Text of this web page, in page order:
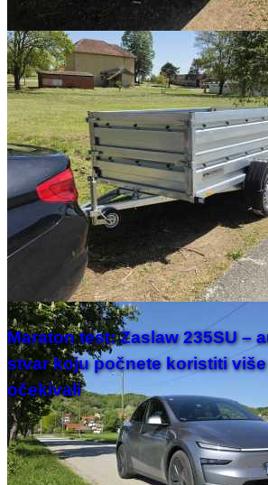
Maraton test: Zaslaw 235SU –
stvar koju počnete koristiti
očekivali